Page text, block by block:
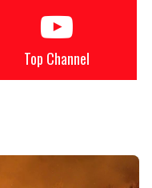
Top Channel